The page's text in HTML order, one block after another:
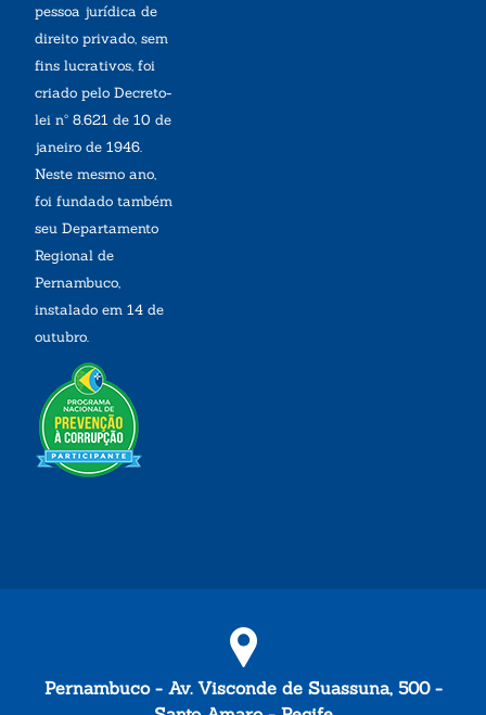
pessoa jurídica de
direito privado, sem
fins lucrativos, foi
criado pelo Decreto-
lei nº 8.621 de 10 de
janeiro de 1946.
Neste mesmo ano,
foi fundado também
seu Departamento
Regional de
Pernambuco,
instalado em 14 de
outubro.
Pernambuco - Av. Visconde de Suassuna, 500 -